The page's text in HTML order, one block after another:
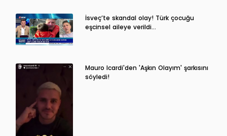
İsveç’te skandal olay! Türk çocuğu
eşcinsel aileye verildi…
Mauro Icardi'den 'Aşkın Olayım' şarkısını
söyledi!